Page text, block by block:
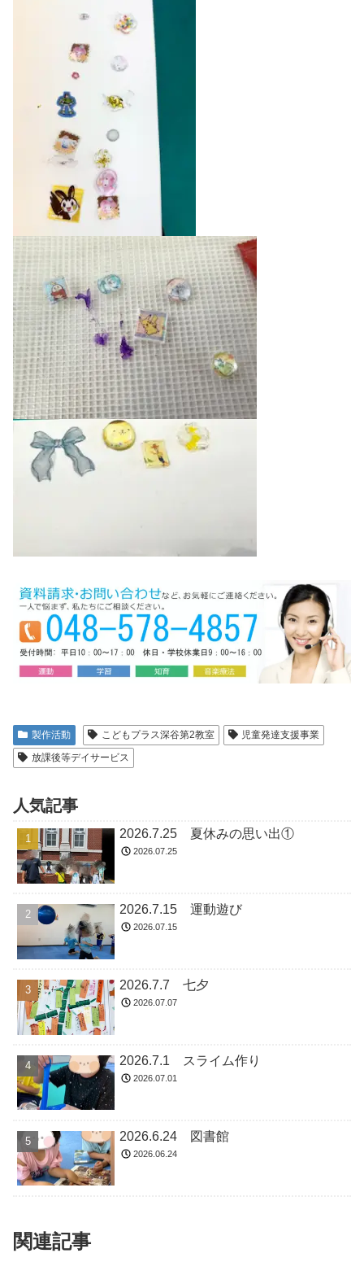
製作活動 こどもプラス深谷第2教室
児童発達支援事業
放課後等デイサービス
人気記事
2026.7.25 夏休みの思い出①
2026.07.25
2026.7.15 運動遊び
2026.07.15
2026.7.7 七夕
2026.07.07
2026.7.1 スライム作り
2026.07.01
2026.6.24 図書館
2026.06.24
関連記事